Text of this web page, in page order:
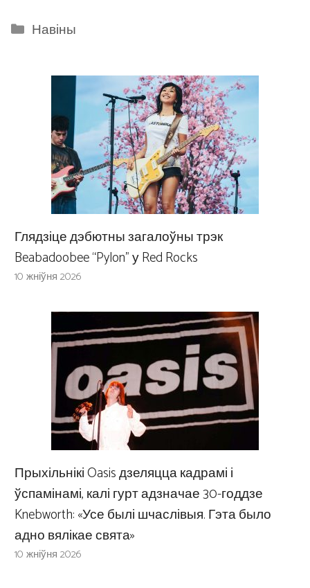
Categories
Навіны
Глядзіце дэбютны загалоўны трэк
Beabadoobee “Pylon” у Red Rocks
10 жніўня 2026
Прыхільнікі Oasis дзеляцца кадрамі і
ўспамінамі, калі гурт адзначае 30-годдзе
Knebworth: «Усе былі шчаслівыя. Гэта было
адно вялікае свята»
10 жніўня 2026